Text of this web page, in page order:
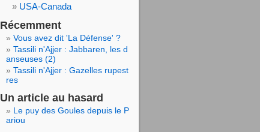
USA-Canada
Récemment
Vous avez dit 'La Défense' ?
Tassili n'Ajjer : Jabbaren, les d
anseuses (2)
Tassili n'Ajjer : Gazelles rupest
res
Un article au hasard
Le puy des Goules depuis le P
ariou